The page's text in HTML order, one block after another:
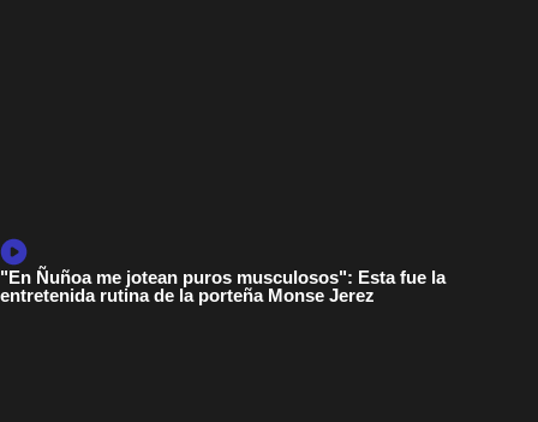
"En Ñuñoa me jotean puros musculosos": Esta fue la
entretenida rutina de la porteña Monse Jerez